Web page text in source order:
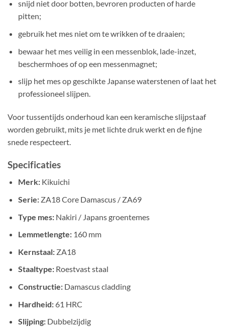
snijd niet door botten, bevroren producten of harde
pitten;
gebruik het mes niet om te wrikken of te draaien;
bewaar het mes veilig in een messenblok, lade-inzet,
beschermhoes of op een messenmagnet;
slijp het mes op geschikte Japanse waterstenen of laat het
professioneel slijpen.
Voor tussentijds onderhoud kan een keramische slijpstaaf
worden gebruikt, mits je met lichte druk werkt en de fijne
snede respecteert.
Specificaties
Merk:Kikuichi
Serie:ZA18 Core Damascus / ZA69
Type mes:Nakiri / Japans groentemes
Lemmetlengte:160 mm
Kernstaal:ZA18
Staaltype:Roestvast staal
Constructie:Damascus cladding
Hardheid:61 HRC
Slijping:Dubbelzijdig